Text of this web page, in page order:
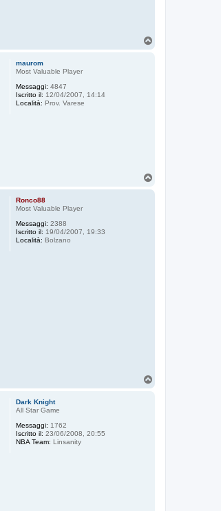
maurom
Most Valuable Player
Messaggi: 4847
Iscritto il: 12/04/2007, 14:14
Località: Prov. Varese
Ronco88
Most Valuable Player
Messaggi: 2388
Iscritto il: 19/04/2007, 19:33
Località: Bolzano
Dark Knight
All Star Game
Messaggi: 1762
Iscritto il: 23/06/2008, 20:55
NBA Team: Linsanity